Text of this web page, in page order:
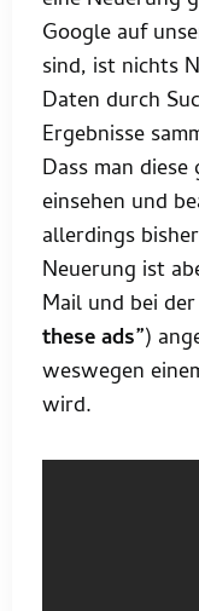
Google auf
sind, ist nichts
Daten durch
Ergebnisse
Dass man
einsehen und
allerdings
Neuerung ist
Mail und bei
these ads”)
weswegen
wird.